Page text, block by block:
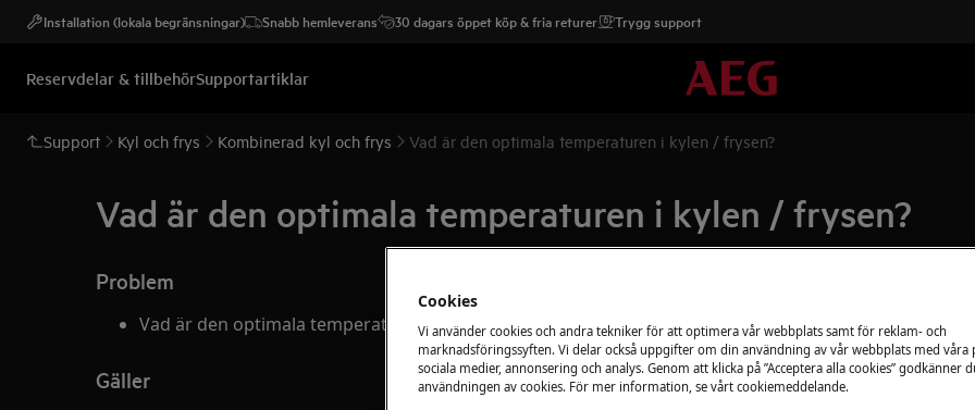
Installation (lokala begränsningar) Snabb hemleverans 30 dagars öppet köp & fria returer Trygg support
Reservdelar & tillbehörSupportartiklar
Support Kyl och frys Kombinerad kyl och frys Vad är den optimala temperaturen i kylen / frysen?
Vad är den optimala temperaturen i kylen / frysen?
Problem
Vad är den optimala temperaturen i kylen / frysen?
Gäller
Beställ
produkt från aeg
Cookies
Vi använder cookies och andra tekniker för att optimera vår webbplats samt för reklam- och
marknadsföringssyften. Vi delar också uppgifter om din användning av vår webbplats med
sociala medier, annonsering och analys. Genom att klicka på ”Acceptera alla cookies” godkänner
användningen av cookies. För mer information, se vårt cookiemeddelande.